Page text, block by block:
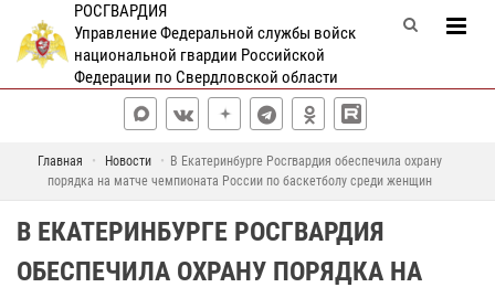
РОСГВАРДИЯ
Управление Федеральной службы войск
национальной гвардии Российской
Федерации по Свердловской области
Главная Новости
В Екатеринбурге Росгвардия обеспечила охрану
порядка на матче чемпионата России по баскетболу среди женщин
В ЕКАТЕРИНБУРГЕ РОСГВАРДИЯ
ОБЕСПЕЧИЛА ОХРАНУ ПОРЯДКА НА